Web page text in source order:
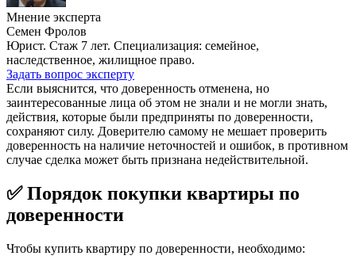
Мнение эксперта
Семен Фролов
Юрист. Стаж 7 лет. Специализация: семейное,
наследственное, жилищное право.
Задать вопрос эксперту
Если выяснится, что доверенность отменена, но
заинтересованные лица об этом не знали и не могли знать,
действия, которые были предприняты по доверенности,
сохраняют силу. Доверителю самому не мешает проверить
доверенность на наличие неточностей и ошибок, в противном
случае сделка может быть признана недействительной.
✅ Порядок покупки квартиры по
доверенности
Чтобы купить квартиру по доверенности, необходимо: